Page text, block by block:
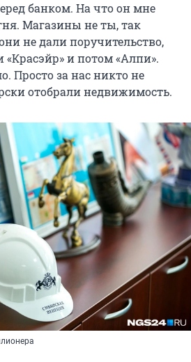
банком. На что он мне
Магазины не ты, так
не дали поручительство,
«Красэйр» и потом «Алпи».
Просто за нас никто не
отобрали недвижимость.